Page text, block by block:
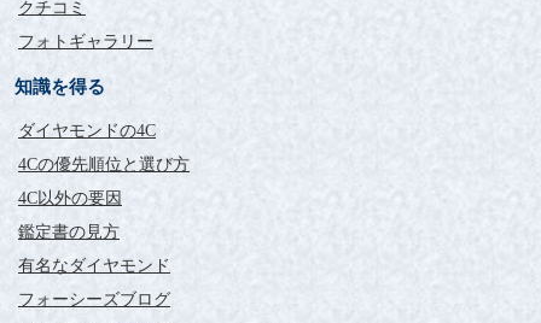
クチコミ
フォトギャラリー
知識を得る
ダイヤモンドの4C
4Cの優先順位と選び方
4C以外の要因
鑑定書の見方
有名なダイヤモンド
フォーシーズブログ